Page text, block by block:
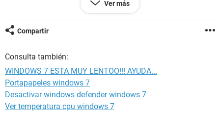
modelo: hp mini 110-1100
edicion de windows: windows 7 ultimate
procesador: intel atom
se que van a decir que es por que el win 7 es muy pesado
para una netbook pero no estaba asi de lenta lo corria mejor
que una pc de escritorio!!!
Ver más
Compartir
Consulta también:
WINDOWS 7 ESTA MUY LENTOO!!! AYUDA...
Portapapeles windows 7
Desactivar windows defender windows 7
Ver temperatura cpu windows 7